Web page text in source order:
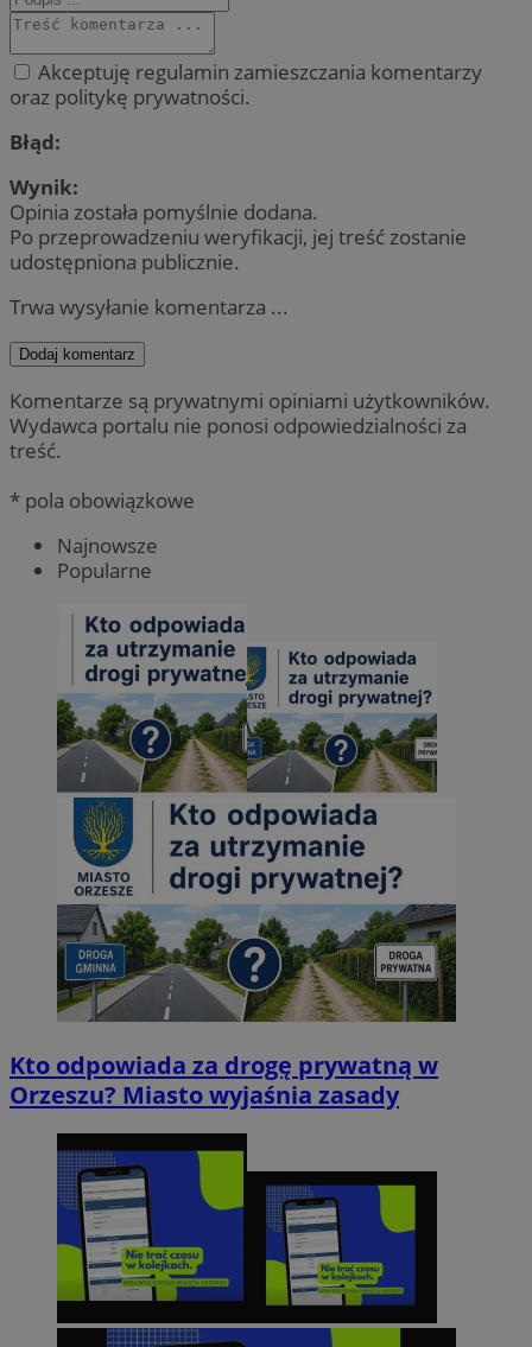
Akceptuję regulamin zamieszczania komentarzy
oraz politykę prywatności.
Błąd:
Wynik:
Opinia została pomyślnie dodana.
Po przeprowadzeniu weryfikacji, jej treść zostanie
udostępniona publicznie.
Trwa wysyłanie komentarza ...
Dodaj komentarz
Komentarze są prywatnymi opiniami użytkowników.
Wydawca portalu nie ponosi odpowiedzialności za
treść.
* pola obowiązkowe
Najnowsze
Popularne
Kto odpowiada za drogę prywatną w
Orzeszu? Miasto wyjaśnia zasady